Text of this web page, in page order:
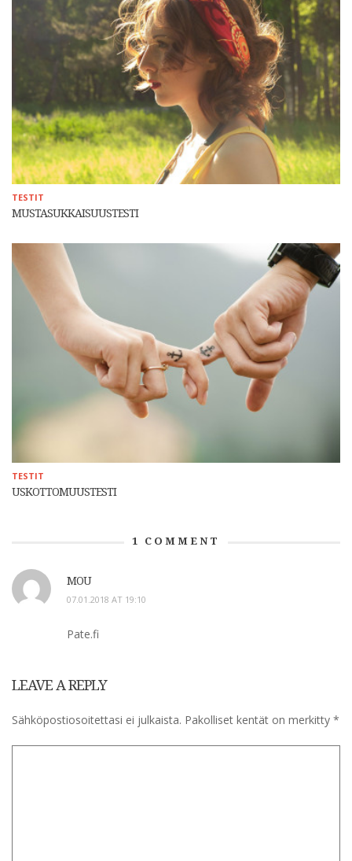
TESTIT
MUSTASUKKAISUUSTESTI
TESTIT
USKOTTOMUUSTESTI
1 COMMENT
MOU
07.01.2018 AT 19:10
Pate.fi
LEAVE A REPLY
Sähköpostiosoitettasi ei julkaista. Pakolliset kentät on merkitty *